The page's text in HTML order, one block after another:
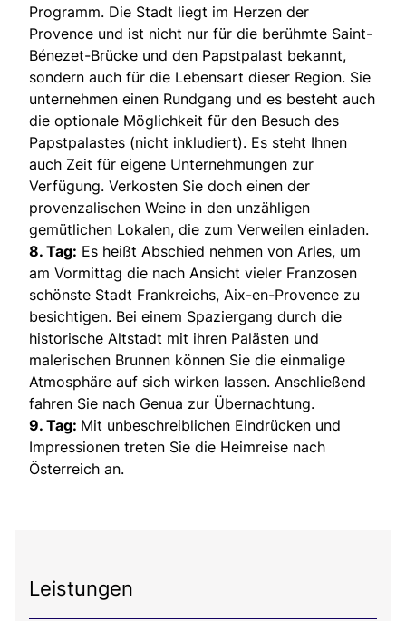
Programm. Die Stadt liegt im Herzen der
Provence und ist nicht nur für die berühmte Saint-
Bénezet-Brücke und den Papstpalast bekannt,
sondern auch für die Lebensart dieser Region. Sie
unternehmen einen Rundgang und es besteht auch
die optionale Möglichkeit für den Besuch des
Papstpalastes (nicht inkludiert). Es steht Ihnen
auch Zeit für eigene Unternehmungen zur
Verfügung. Verkosten Sie doch einen der
provenzalischen Weine in den unzähligen
gemütlichen Lokalen, die zum Verweilen einladen.
8. Tag: Es heißt Abschied nehmen von Arles, um
am Vormittag die nach Ansicht vieler Franzosen
schönste Stadt Frankreichs, Aix-en-Provence zu
besichtigen. Bei einem Spaziergang durch die
historische Altstadt mit ihren Palästen und
malerischen Brunnen können Sie die einmalige
Atmosphäre auf sich wirken lassen. Anschließend
fahren Sie nach Genua zur Übernachtung.
9. Tag: Mit unbeschreiblichen Eindrücken und
Impressionen treten Sie die Heimreise nach
Österreich an.
Leistungen